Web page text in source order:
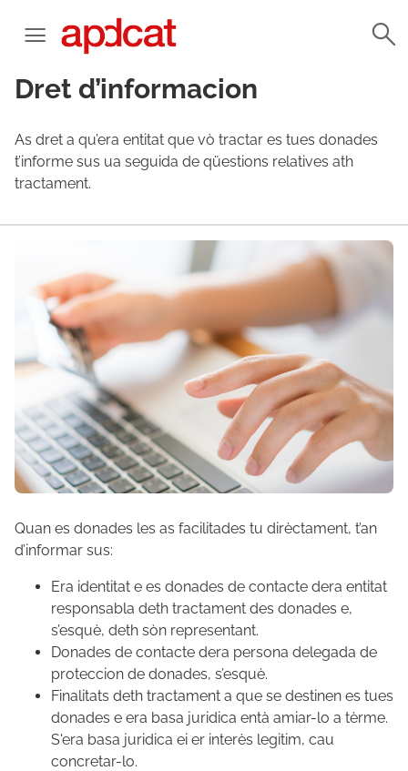
Dret d’informacion
As dret a qu’era entitat que vò tractar es tues donades
t’informe sus ua seguida de qüestions relatives ath
tractament.
Quan es donades les as facilitades tu dirèctament, t’an
d’informar sus:
Era identitat e es donades de contacte dera entitat
responsabla deth tractament des donades e,
s’esquè, deth sòn representant.
Donades de contacte dera persona delegada de
proteccion de donades, s’esquè.
Finalitats deth tractament a que se destinen es tues
donades e era basa juridica entà amiar-lo a tèrme.
S'era basa juridica ei er interès legitim, cau
concretar-lo.